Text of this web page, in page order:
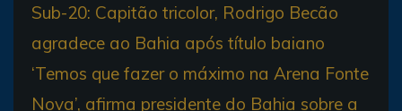
Sub-20: Capitão tricolor, Rodrigo Becão
agradece ao Bahia após título baiano
‘Temos que fazer o máximo na Arena Fonte
Nova’, afirma presidente do Bahia sobre a